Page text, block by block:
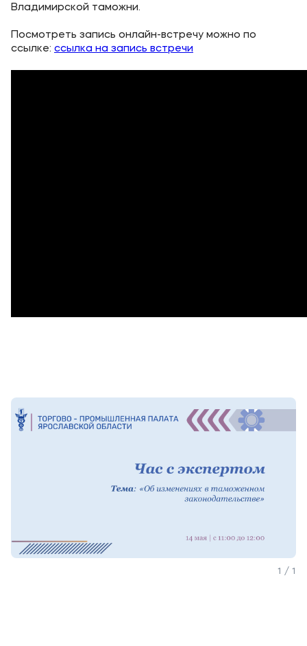
Банковские реквизиты
Владимирской таможни.
Посмотреть запись онлайн-встречу можно по
ссылке: ссылка на запись встречи
1 / 1